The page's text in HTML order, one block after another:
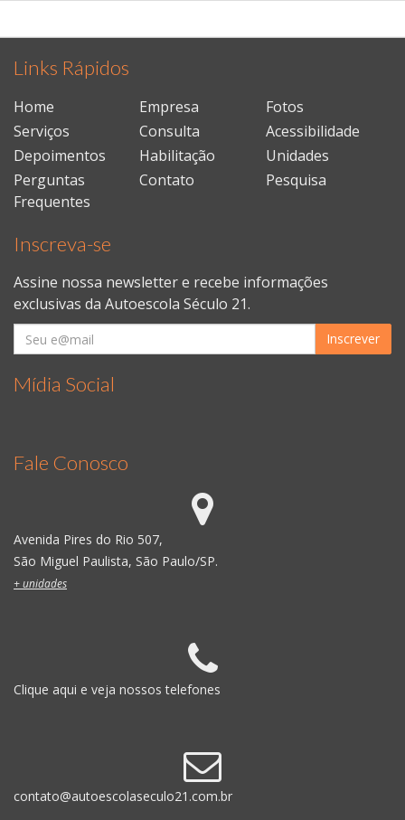
Links Rápidos
Home Empresa
Fotos
Serviços
Consulta
Acessibilidade
Depoimentos
Habilitação
Unidades
Perguntas
Frequentes
Contato Pesquisa
Inscreva-se
Assine nossa newsletter e recebe informações
exclusivas da Autoescola Século 21.
Inscrever
Mídia Social
Fale Conosco
Avenida Pires do Rio 507,
São Miguel Paulista, São Paulo/SP.
+ unidades
Clique aqui e veja nossos telefones
contato@autoescolaseculo21.com.br